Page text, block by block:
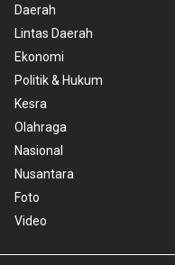
Daerah
Lintas Daerah
Ekonomi
Politik & Hukum
Kesra
Olahraga
Nasional
Nusantara
Foto
Video